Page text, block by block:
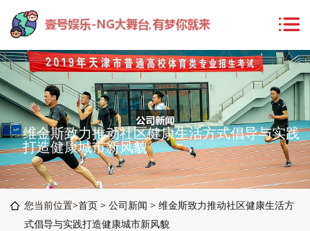
维金斯致力推动社区健康生活方式倡导与实践
打造健康城市新风貌
您当前位置>首页 > 公司新闻 > 维金斯致力推动社区健康生活方
式倡导与实践打造健康城市新风貌